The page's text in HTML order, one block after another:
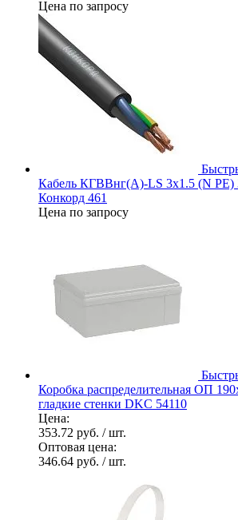
Цена по запросу
Кабель КГВВнг(А)-LS 3х1.5 (N PE)
Конкорд 461
Цена по запросу
Коробка распределительная ОП
гладкие стенки DKC 54110
Цена:
353.72 руб. / шт.
Оптовая цена:
346.64 руб. / шт.